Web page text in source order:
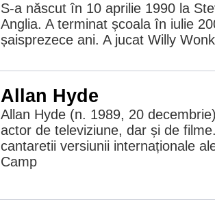
S-a născut în 10 aprilie 1990 la
Anglia. A terminat școala în iulie
șaisprezece ani. A jucat Willy
Allan Hyde
Allan Hyde (n. 1989, 20
actor de televiziune, dar și de
cantaretii versiunii internaționale
Camp